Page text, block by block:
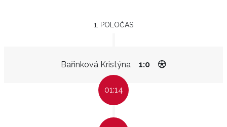
1. POLOČAS
Bařinková Kristýna 1:0
01:14